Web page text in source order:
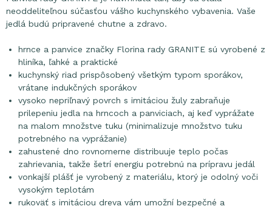
neoddeliteľnou súčasťou vášho kuchynského vybavenia. Vaše
jedlá budú pripravené chutne a zdravo.
hrnce a panvice značky Florina rady GRANITE sú vyrobené z
hliníka, ľahké a praktické
kuchynský riad prispôsobený všetkým typom sporákov,
vrátane indukčných sporákov
vysoko nepriľnavý povrch s imitáciou žuly zabraňuje
prilepeniu jedla na hrncoch a panviciach, aj keď vyprážate
na malom množstve tuku (minimalizuje množstvo tuku
potrebného na vyprážanie)
zahustené dno rovnomerne distribuuje teplo počas
zahrievania, takže šetrí energiu potrebnú na prípravu jedál
vonkajší plášť je vyrobený z materiálu, ktorý je odolný voči
vysokým teplotám
rukoväť s imitáciou dreva vám umožní bezpečné a